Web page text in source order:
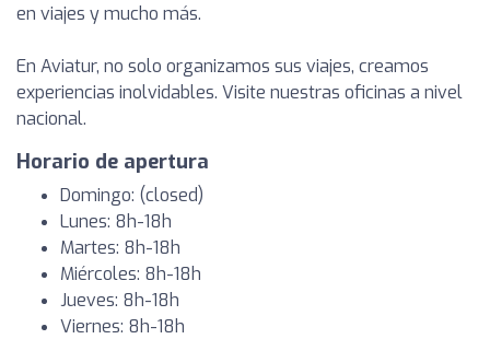
en viajes y mucho más.
En Aviatur, no solo organizamos sus viajes, creamos
experiencias inolvidables. Visite nuestras oficinas a nivel
nacional.
Horario de apertura
Domingo: (closed)
Lunes: 8h-18h
Martes: 8h-18h
Miércoles: 8h-18h
Jueves: 8h-18h
Viernes: 8h-18h